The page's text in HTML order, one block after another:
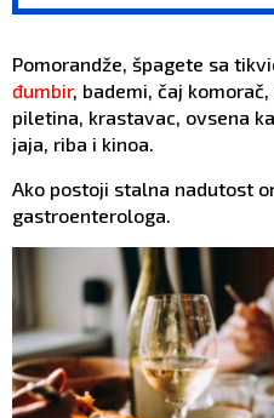
Pomorandže, špagete sa
đumbir, bademi, čaj
piletina, krastavac, ovsena
jaja, riba i kinoa.
Ako postoji stalna nadutost
gastroenterologa.